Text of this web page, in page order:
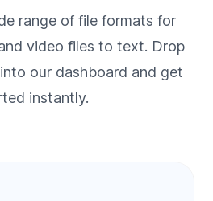
range of file formats for
video files to text. Drop
our dashboard and get
instantly.